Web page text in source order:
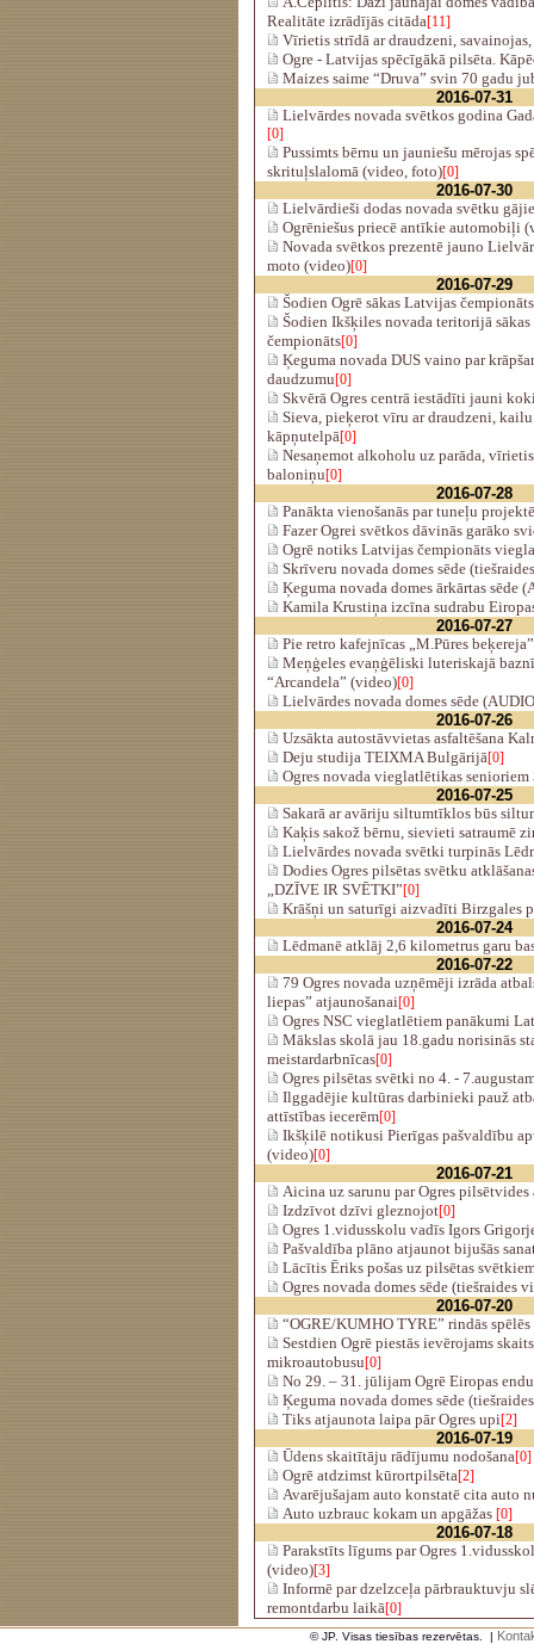
Realitāte izrādījās citāda[11]
Vīrietis strīdā ar draudzeni,
Ogre - Latvijas spēcīgākā pilsēta.
Maizes saime “Druva” svin 70 gadu
2016-07-31
Lielvārdes novada svētkos godina
[0]
Pussimts bērnu un jauniešu mērojas
skrituļslalomā (video, foto)[0]
2016-07-30
Lielvārdieši dodas novada svētku
Ogrēniešus priecē antīkie automobiļi
Novada svētkos prezentē jauno
moto (video)[0]
2016-07-29
Šodien Ogrē sākas Latvijas
Šodien Ikšķiles novada teritorijā
čempionāts[0]
Ķeguma novada DUS vaino par
daudzumu[0]
Skvērā Ogres centrā iestādīti jauni
Sieva, pieķerot vīru ar draudzeni,
kāpņutelpā[0]
Nesaņemot alkoholu uz parāda,
baloniņu[0]
2016-07-28
Panākta vienošanās par tuneļu
Fazer Ogrei svētkos dāvinās garāko
Ogrē notiks Latvijas čempionāts
Skrīveru novada domes sēde
Ķeguma novada domes ārkārtas sēde
Kamila Krustiņa izcīna sudrabu
2016-07-27
Pie retro kafejnīcas „M.Pūres
Meņģeles evaņģēliski luteriskajā
“Arcandela” (video)[0]
Lielvārdes novada domes sēde
2016-07-26
Uzsākta autostāvvietas asfaltēšana
Deju studija TEIXMA Bulgārijā[0]
Ogres novada vieglatlētikas
2016-07-25
Sakarā ar avāriju siltumtīklos būs
Kaķis sakož bērnu, sievieti satraumē
Lielvārdes novada svētki turpinās
Dodies Ogres pilsētas svētku
„DZĪVE IR SVĒTKI”[0]
Krāšņi un saturīgi aizvadīti Birzgales
2016-07-24
Lēdmanē atklāj 2,6 kilometrus garu
2016-07-22
79 Ogres novada uzņēmēji izrāda
liepas” atjaunošanai[0]
Ogres NSC vieglatlētiem panākumi
Mākslas skolā jau 18.gadu norisinās
meistardarbnīcas[0]
Ogres pilsētas svētki no 4. -
Ilggadējie kultūras darbinieki pauž
attīstības iecerēm[0]
Ikšķilē notikusi Pierīgas pašvaldību
(video)[0]
2016-07-21
Aicina uz sarunu par Ogres
Izdzīvot dzīvi gleznojot[0]
Ogres 1.vidusskolu vadīs Igors
Pašvaldība plāno atjaunot bijušās
Lācītis Ēriks pošas uz pilsētas
Ogres novada domes sēde (tiešraides
2016-07-20
“OGRE/KUMHO TYRE” rindās spēlēs
Sestdien Ogrē piestās ievērojams
mikroautobusu[0]
No 29. – 31. jūlijam Ogrē Eiropas
Ķeguma novada domes sēde
Tiks atjaunota laipa pār Ogres upi[2]
2016-07-19
Ūdens skaitītāju rādījumu nodošana[0]
Ogrē atdzimst kūrortpilsēta[2]
Avarējušajam auto konstatē cita auto
Auto uzbrauc kokam un apgāžas [0]
2016-07-18
Parakstīts līgums par Ogres
(video)[3]
Informē par dzelzceļa pārbrauktuvju
remontdarbu laikā[0]
© JP. Visas tiesības rezervētas. |